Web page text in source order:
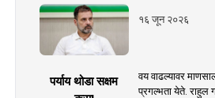
१६ जून २०२६
पर्याय थोडा सक्षम
वय वाढल्यावर
प्रगल्भता येते. राहुल